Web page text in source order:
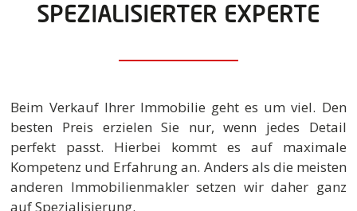
SPEZIALISIERTER EXPERTE
Beim Verkauf Ihrer Immobilie geht es um viel. Den
besten Preis erzielen Sie nur, wenn jedes Detail
perfekt passt. Hierbei kommt es auf maximale
Kompetenz und Erfahrung an. Anders als die meisten
anderen Immobilienmakler setzen wir daher ganz
auf Spezialisierung.